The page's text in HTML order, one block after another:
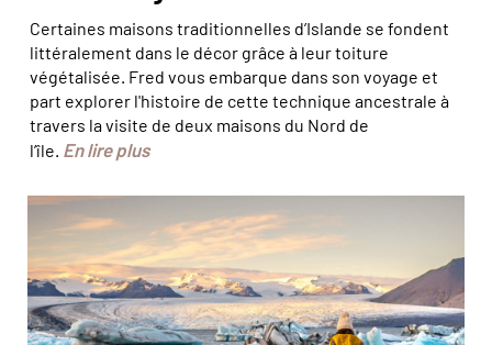
Certaines maisons traditionnelles d’Islande se fondent
littéralement dans le décor grâce à leur toiture
végétalisée. Fred vous embarque dans son voyage et
part explorer l'histoire de cette technique ancestrale à
travers la visite de deux maisons du Nord de
l’île. En lire plus
© LMspencer - stock.adobe